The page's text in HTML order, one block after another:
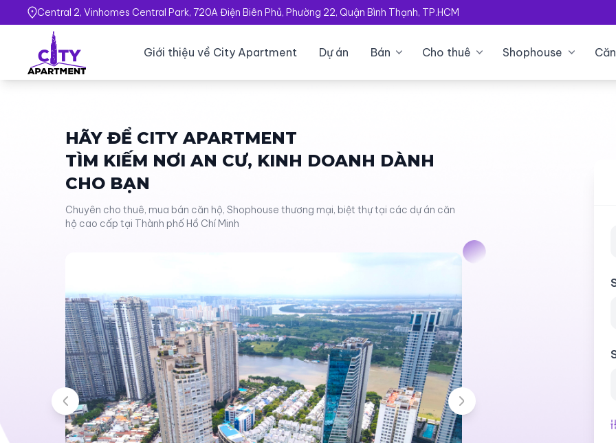
Central 2, Vinhomes Central Park, 720A Điện Biên Phủ, Phường 22, Quận Bình Thạnh, TP.HCM
Giới thiệu về City Apartment Dự án Bán Cho thuê Shophouse
HÃY ĐỂ CITY APARTMENT
TÌM KIẾM NƠI AN CƯ, KINH DOANH DÀNH
CHO BẠN
Chuyên cho thuê, mua bán căn hộ, Shophouse thương mại, biệt thự tại các dự án căn
hộ cao cấp tại Thành phố Hồ Chí Minh